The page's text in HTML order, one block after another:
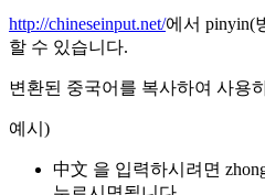
http://chineseinput.net/에서 pinyin(
할 수 있습니다.
변환된 중국어를 복사하여 사용
예시)
中文 을 입력하시려면